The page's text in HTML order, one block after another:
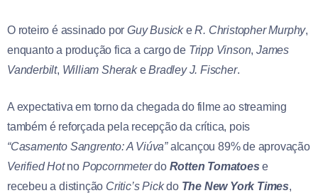
O roteiro é assinado por Guy BusickeR. Christopher Murphy,
enquanto a produção fica a cargo de Tripp Vinson,James
Vanderbilt, William SherakeBradley J. Fischer.
A expectativa em torno da chegada do filme ao streaming
também é reforçada pela recepção da crítica, pois
“Casamento Sangrento: A Viúva”alcançou 89% de aprovação
Verified Hotno Popcornmeterdo Rotten Tomatoes e
recebeu a distinção Critic’s Pickdo The New York Times,